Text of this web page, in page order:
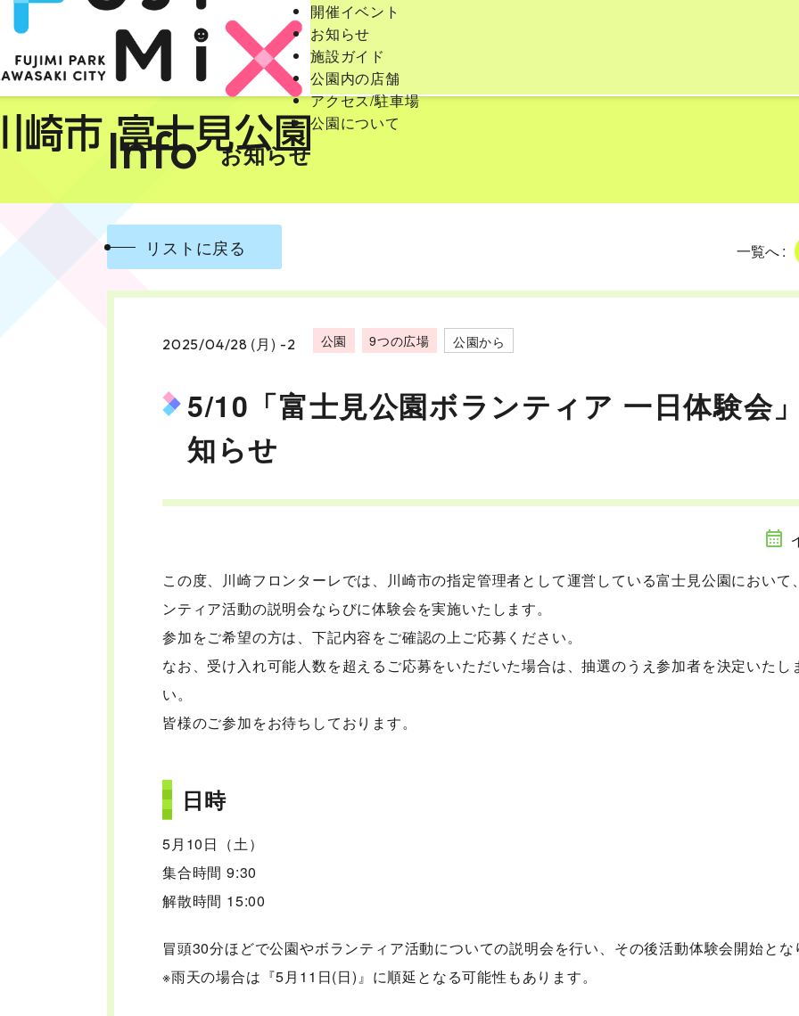
開催イベント
お知らせ
施設ガイド
公園内の店舗
アクセス/駐車場
公園について
Info お知らせ
リストに戻る 一覧へ
2025/04/28 (月) -2 公園 9つの広場 公園から
5/10「富士見公園ボランティア 一日体験会
知らせ
この度、川崎フロンターレでは、川崎市の指定管理者として運営している富士見公園におい
ンティア活動の説明会ならびに体験会を実施いたします。
参加をご希望の方は、下記内容をご確認の上ご応募ください。
なお、受け入れ可能人数を超えるご応募をいただいた場合は、抽選のうえ参加者を決定いた
い。
皆様のご参加をお待ちしております。
日時
5月10日（土）
集合時間 9:30
解散時間 15:00
冒頭30分ほどで公園やボランティア活動についての説明会を行い、その後活動体験会開始とな
※雨天の場合は『5月11日(日)』に順延となる可能性もあります。